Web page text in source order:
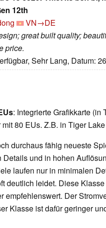
12th
VN→DE
great built quality;
price.
Sehr Lang, Datum:
: Integrierte Grafikkarte (in
80 EUs. Z.B. in Tiger
durchaus fähig neueste
Details und in hohen
laufen nur in minimalen
deutlich leidet. Diese
empfehlenswert. Der
Klasse ist dafür geringer